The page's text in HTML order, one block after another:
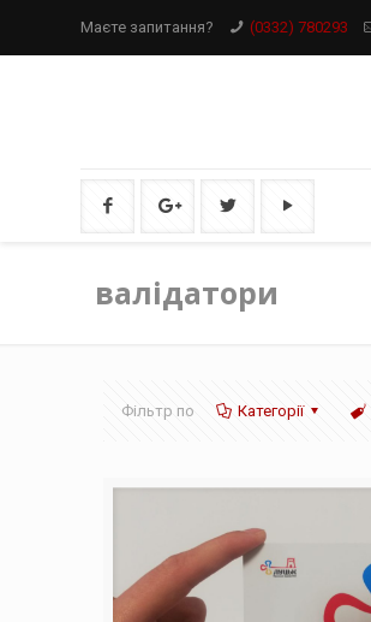
Маєте запитання? (0332) 780293
валідатори
Фільтр по Категорії